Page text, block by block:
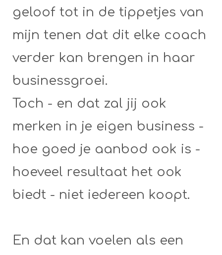
geloof tot in de tippetjes van
mijn tenen dat dit elke coach
verder kan brengen in haar
businessgroei.
Toch - en dat zal jij ook
merken in je eigen business -
hoe goed je aanbod ook is -
hoeveel resultaat het ook
biedt - niet iedereen koopt.
En dat kan voelen als een